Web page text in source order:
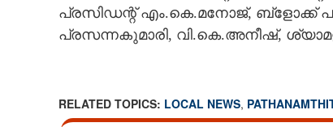
CONTACT USപ്രസിഡന്റ് എം.കെ.മനോജ്, ബ്ളോക്ക്
പ്രസന്നകുമാരി, വി.കെ.അനീഷ്,
RELATED TOPICS: LOCAL NEWS,